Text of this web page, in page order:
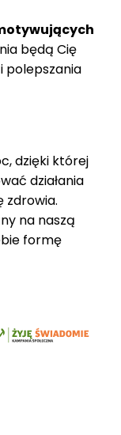
będą Cię
polepszania
dzięki której
działania
zdrowia.
na naszą
formę